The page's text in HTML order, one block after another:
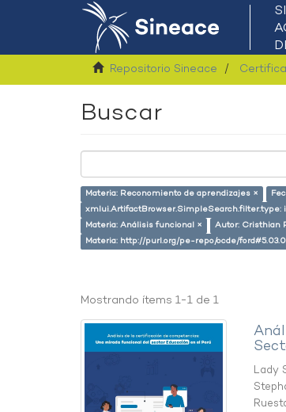
Repositorio Sineace
Buscar
Materia: Reconomiento de aprendizajes ×
Materia: Análisis funcional ×
Autor: Cristhian
Materia: http://purl.org/pe-repo/ocde/
Mostrando ítems 1-1 de 1
Lady